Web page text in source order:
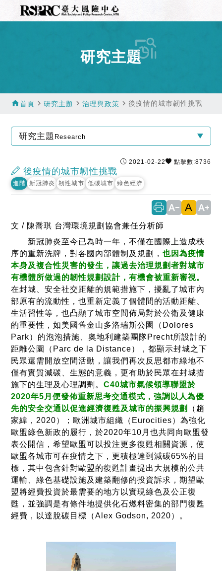
研究主題
home首頁 navigate_next研究主題 navigate_next治理與政策 navigate_next後疫情的城市韌性挑戰
研究主題 Research
2021-02-22 點擊數:8736
後疫情的城市韌性挑戰
進階 新冠肺炎 韌性城市 低碳城市 綠色經濟
text_decrease A text_increase
文 / 陳喬琪 台灣環境規劃協會兼任分析師
新冠肺炎至今已為時一年，不僅在國際上造成秩
序的重新洗牌，對各國內部體制及規劃
，也因為疫情
本身及複合性災害的發生，讓過去治理規劃者對城市
有機體所做過的韌性規劃設計，有機會被重新審視。
在封城、安全社交距離的規範措施下，擾亂了城市內
部原有的流動性，也重新定義了個體間的活動距離、
生活習性等，也凸顯了城市空間佈局對於公衛及健康
的重要性，如美國舊金山多洛瑞斯公園（Dolores
Park）的泡泡措施、奧地利建築團隊Precht所設計的
距離公園（Parc de la Distance），都顯示封城之下
民眾還需開放空間活動，讓我們再次反思都市綠地不
僅有實質減碳、生態的意義，更有助於民眾在封城措
施下的生理及心理調劑。C40城市氣候領導聯盟於
2020年5月便發佈重新思考交通模式，強調以人為優
先的安全交通以促進經濟復甦及城市的振興規劃
（趙
家緯，2020）；歐洲城市組織（Eurocities）為強化
歐盟綠色新政的履行，於2020年10月也共同向歐盟發
表公開信，希望歐盟可以投注更多復甦相關資源，使
歐盟各城市可在疫情之下，更積極達到減碳65%的目
標，其中包含針對歐盟的復甦計畫提出大規模的公共
運輸、綠色基礎設施及建築翻修的投資訴求，期望歐
盟將經費投資於最需要的地方以實現綠色及公正復
甦，並強調是有條件地提供化石燃料密集的部門復甦
經費，以達脫碳目標（Alex Godson, 2020）。